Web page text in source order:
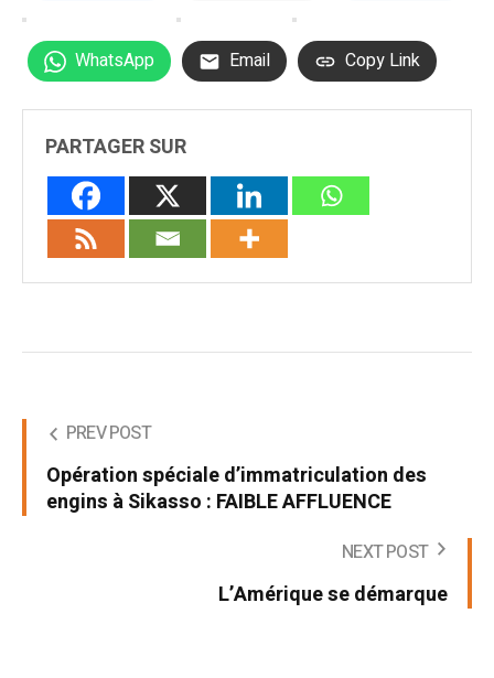
WhatsApp Email Copy Link
PARTAGER SUR
PREV POST
Opération spéciale d’immatriculation des
engins à Sikasso : FAIBLE AFFLUENCE
NEXT POST
L’Amérique se démarque